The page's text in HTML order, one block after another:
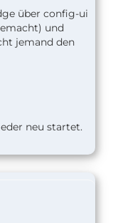
über config-ui
und
jemand den
neu startet.